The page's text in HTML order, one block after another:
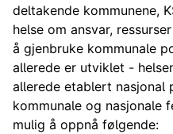
deltakende kommunene,
helse om ansvar,
å gjenbruke kommunale
allerede er utviklet -
allerede etablert nasjonal
kommunale og nasjonale
mulig å oppnå følgende: